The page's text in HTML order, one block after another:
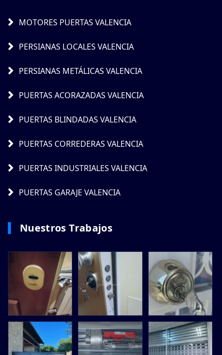
MOTORES PUERTAS VALENCIA
PERSIANAS LOCALES VALENCIA
PERSIANAS METÁLICAS VALENCIA
PUERTAS ACORAZADAS VALENCIA
PUERTAS BLINDADAS VALENCIA
PUERTAS CORREDERAS VALENCIA
PUERTAS INDUSTRIALES VALENCIA
PUERTAS GARAJE VALENCIA
Nuestros Trabajos